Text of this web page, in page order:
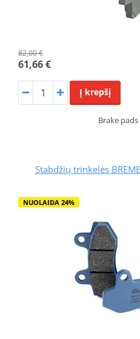
82,00 €
61,66 €
Į krepšį
Brake pads
Stabdžių trinkelės
NUOLAIDA 24%